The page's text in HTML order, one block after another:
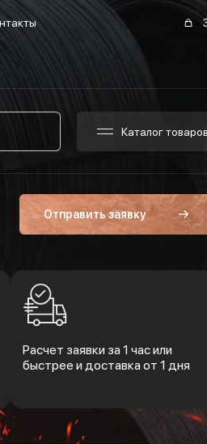
Каталог товаров
Отправить заявку
Расчет заявки за 1 час или
быстрее и доставка от 1 дня